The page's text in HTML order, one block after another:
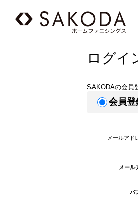
ログイ
SAKODAの会員
会員
メールアド
メール
パ